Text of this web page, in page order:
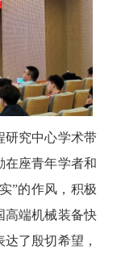
研究中心学术带
在座青年学者和
”的作风，积极
高端机械装备快
了殷切希望，